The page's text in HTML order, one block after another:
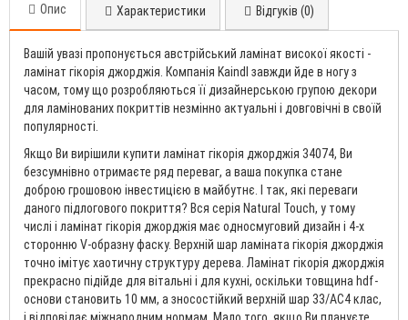
Опис Характеристики Відгуків (0)
Вашій увазі пропонується австрійський ламінат високої якості -
ламінат гікорія джорджія. Компанія Kaindl завжди йде в ногу з
часом, тому що розробляються її дизайнерською групою декори
для ламінованих покриттів незмінно актуальні і довговічні в своїй
популярності.
Якщо Ви вирішили купити ламінат гікорія джорджія 34074, Ви
безсумнівно отримаєте ряд переваг, а ваша покупка стане
доброю грошовою інвестицією в майбутнє. І так, які переваги
даного підлогового покриття? Вся серія Natural Touch, у тому
числі і ламінат гікорія джорджія має односмуговий дизайн і 4-х
сторонню V-образну фаску. Верхній шар ламіната гікорія джорджія
точно імітує хаотичну структуру дерева. Ламінат гікорія джорджія
прекрасно підійде для вітальні і для кухні, оскільки товщина hdf-
основи становить 10 мм, а зносостійкий верхній шар 33/AC4 клас,
і відповідає міжнародним нормам. Мало того, якщо Ви плануєте